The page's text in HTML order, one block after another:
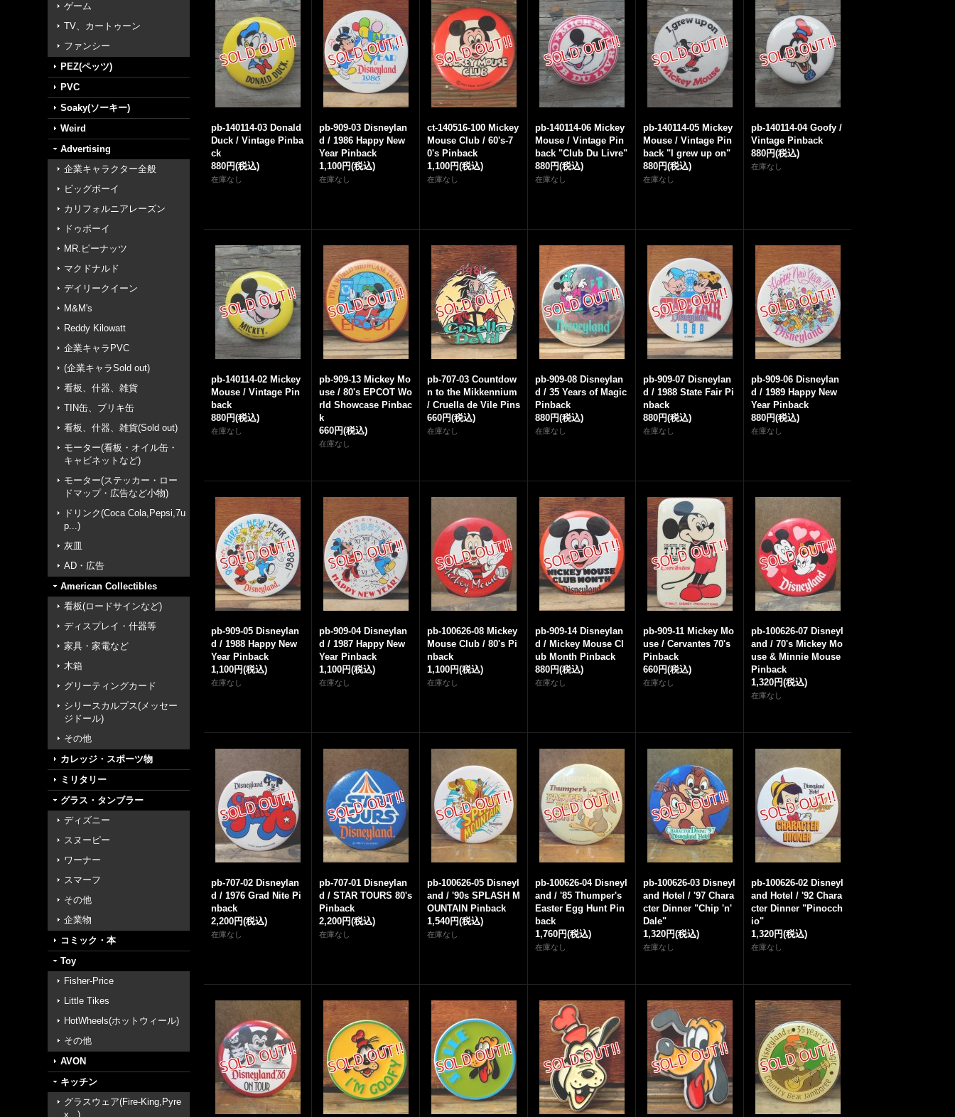
ゲーム
TV、カートゥーン
ファンシー
PEZ(ペッツ)
PVC
Soaky(ソーキー)
Weird
Advertising
企業キャラクター全般
ビッグボーイ
カリフォルニアレーズン
ドゥボーイ
MR.ピーナッツ
マクドナルド
デイリークイーン
M&M's
Reddy Kilowatt
企業キャラPVC
(企業キャラSold out)
看板、什器、雑貨
TIN缶、ブリキ缶
看板、什器、雑貨(Sold out)
モーター(看板・オイル缶・
キャビネットなど)
モーター(ステッカー・ロー
ドマップ・広告など小物)
ドリンク(Coca Cola,Pepsi,7u
p...)
灰皿
AD・広告
American Collectibles
看板(ロードサインなど)
ディスプレイ・什器等
家具・家電など
木箱
グリーティングカード
シリースカルプス(メッセー
ジドール)
その他
カレッジ・スポーツ物
ミリタリー
グラス・タンブラー
ディズニー
スヌーピー
ワーナー
スマーフ
その他
企業物
コミック・本
Toy
Fisher-Price
Little Tikes
HotWheels(ホットウィール)
その他
AVON
キッチン
グラスウェア(Fire-King,Pyre
x...)
pb-140114-03 Donald
Duck / Vintage Pinba
ck
880円(税込)
在庫なし
pb-909-03 Disneylan
d / 1986 Happy New
Year Pinback
1,100円(税込)
在庫なし
ct-140516-100 Mickey
Mouse Club / 60's-7
0's Pinback
1,100円(税込)
在庫なし
pb-140114-06 Mickey
Mouse / Vintage Pin
back "Club Du Livre"
880円(税込)
在庫なし
pb-140114-05 Mickey
Mouse / Vintage Pin
back "I grew up on"
880円(税込)
在庫なし
pb-140114-04 Goofy /
Vintage Pinback
880円(税込)
在庫なし
pb-140114-02 Mickey
Mouse / Vintage Pin
back
880円(税込)
在庫なし
pb-909-13 Mickey Mo
use / 80's EPCOT Wo
rld Showcase Pinbac
k
660円(税込)
在庫なし
pb-707-03 Countdow
n to the Mikkennium
/ Cruella de Vile Pins
660円(税込)
在庫なし
pb-909-08 Disneylan
d / 35 Years of Magic
Pinback
880円(税込)
在庫なし
pb-909-07 Disneylan
d / 1988 State Fair Pi
nback
880円(税込)
在庫なし
pb-909-06 Disneylan
d / 1989 Happy New
Year Pinback
880円(税込)
在庫なし
pb-909-05 Disneylan
d / 1988 Happy New
Year Pinback
1,100円(税込)
在庫なし
pb-909-04 Disneylan
d / 1987 Happy New
Year Pinback
1,100円(税込)
在庫なし
pb-100626-08 Mickey
Mouse Club / 80's Pi
nback
1,100円(税込)
在庫なし
pb-909-14 Disneylan
d / Mickey Mouse Cl
ub Month Pinback
880円(税込)
在庫なし
pb-909-11 Mickey Mo
use / Cervantes 70's
Pinback
660円(税込)
在庫なし
pb-100626-07 Disneyl
and / 70's Mickey Mo
use & Minnie Mouse
Pinback
1,320円(税込)
在庫なし
pb-707-02 Disneylan
d / 1976 Grad Nite Pi
nback
2,200円(税込)
在庫なし
pb-707-01 Disneylan
d / STAR TOURS 80's
Pinback
2,200円(税込)
在庫なし
pb-100626-05 Disneyl
and / '90s SPLASH M
OUNTAIN Pinback
1,540円(税込)
在庫なし
pb-100626-04 Disneyl
and / '85 Thumper's
Easter Egg Hunt Pin
back
1,760円(税込)
在庫なし
pb-100626-03 Disneyl
and Hotel / '97 Chara
cter Dinner "Chip 'n'
Dale"
1,320円(税込)
在庫なし
pb-100626-02 Disneyl
and Hotel / '92 Chara
cter Dinner "Pinocch
io"
1,320円(税込)
在庫なし